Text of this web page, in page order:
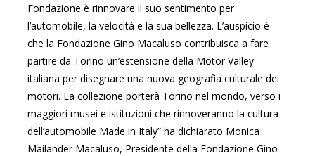
Fondazione è rinnovare il suo sentimento per
l’automobile, la velocità e la sua bellezza. L’auspicio è
che la Fondazione Gino Macaluso contribuisca a fare
partire da Torino un’estensione della Motor Valley
italiana per disegnare una nuova geografia culturale dei
motori. La collezione porterà Torino nel mondo, verso i
maggiori musei e istituzioni che rinnoveranno la cultura
dell’automobile Made in Italy” ha dichiarato Monica
Mailander Macaluso, Presidente della Fondazione Gino